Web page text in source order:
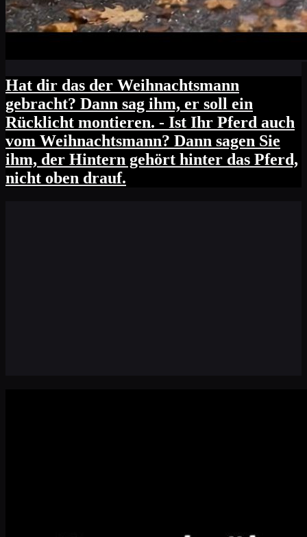
Hat dir das der Weihnachtsmann
gebracht? Dann sag ihm, er soll ein
Rücklicht montieren. - Ist Ihr Pferd auch
vom Weihnachtsmann? Dann sagen Sie
ihm, der Hintern gehört hinter das Pferd,
nicht oben drauf.